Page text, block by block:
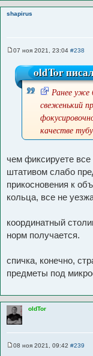
shapirus
о
б
щ
07 ноя 2021, 23:04 #238
oldTor
И
с
т
о
н
и
к
ц
т
а
ы
Ранее уже
свеженький
качестве
чем фиксируете
штативом слабо
прикосновения к
кольца, все не
координатный
норм получается.
спичка, конечно,
предметы под
oldTor
08 ноя 2021, 09:42 #239